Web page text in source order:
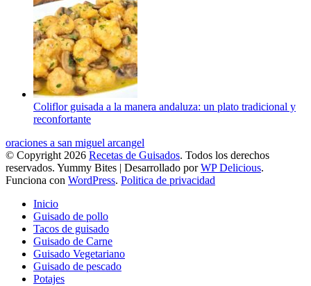
Coliflor guisada a la manera andaluza: un plato tradicional y
reconfortante
oraciones a san miguel arcangel
© Copyright 2026 Recetas de Guisados. Todos los derechos
reservados. Yummy Bites | Desarrollado porWP Delicious.
Funciona con WordPress. Politica de privacidad
Inicio
Guisado de pollo
Tacos de guisado
Guisado de Carne
Guisado Vegetariano
Guisado de pescado
Potajes